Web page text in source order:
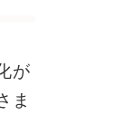
が
ま